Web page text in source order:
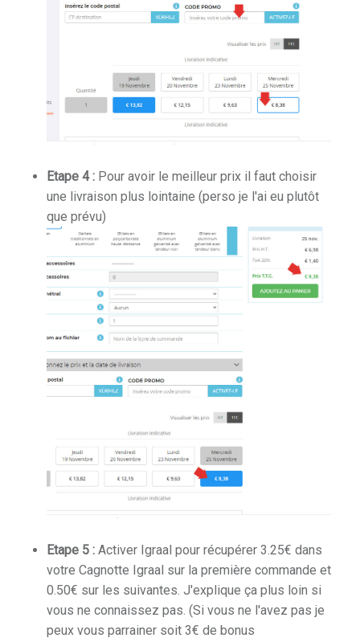
Etape 4 :Pour avoir le meilleur prix il faut choisir
une livraison plus lointaine (perso je l'ai eu plutôt
que prévu)
Etape 5 :Activer Igraal pour récupérer 3.25€ dans
votre Cagnotte Igraal sur la première commande et
0.50€ sur les suivantes. J'explique ça plus loin si
vous ne connaissez pas. (Si vous ne l'avez pas je
peux vous parrainer soit 3€ de bonus